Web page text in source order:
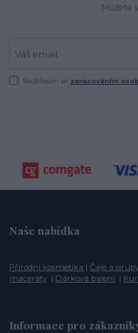
Můžete
Souhlasím se zpracováním
Naše nabídka
Přírodní kosmetika |Čaje a
maceráty | Dárková balení |
Informace pro